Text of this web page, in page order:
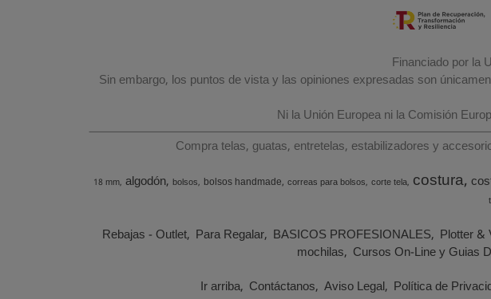
Financiado por la
Sin embargo, los puntos de vista y las opiniones expresadas son
Ni la Unión Europea ni la Comisión
Compra telas, guatas, entretelas, estabilizadores y
18 mm algodón bolsos bolsos handmade correas para bolsos corte tela costura
Rebajas - Outlet Para Regalar BASICOS PROFESIONALES Plotter &
mochilas Cursos On-Line y Guias
Ir arriba Contáctanos Aviso Legal Política de